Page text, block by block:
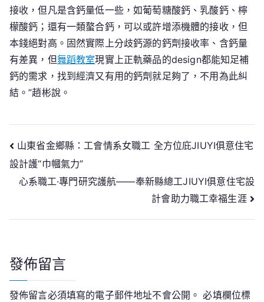
接收，但凡是含鈣量低一些，如葡萄糖酸鈣、乳酸鈣、檸
檬酸鈣；還有一類螯合鈣，可以或許增添機體的接收，但
本錢絕對高。固然實際上分歧鈣源的鈣劑接收率、含鈣量
有差異，但舞蹈教室現實上正軌藥品的design都能知足補
鈣的需求，找到經濟又有用的鈣劑就足夠了，不用為此糾
結。”趙彬說。
文
章
覽
山東省金鄉縣：工會情系女職工 全方位庇JIUYI俱意住宅
設計護“巾幗氣力”
心系職工·專門研究護航——奉新縣總工JIUYI俱意住宅設
計會助力職工幸福生涯
發佈留言
發佈留言必須填寫的電子郵件地址不會公開。 必填欄位標